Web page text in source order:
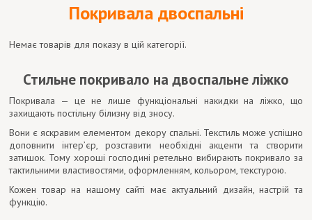
Покривала двоспальні
Немає товарів для показу в цій категорії.
Стильне покривало на двоспальне ліжко
Покривала — це не лише функціональні накидки на ліжко, що
захищають постільну білизну від зносу.
Вони є яскравим елементом декору спальні. Текстиль може успішно
доповнити інтер’єр, розставити необхідні акценти та створити
затишок. Тому хороші господині ретельно вибирають покривало за
тактильними властивостями, оформленням, кольором, текстурою.
Кожен товар на нашому сайті має актуальний дизайн, настрій та
функцію.